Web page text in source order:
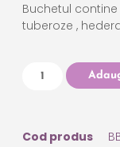
Buchetul
tuberoze ,
Cod produs